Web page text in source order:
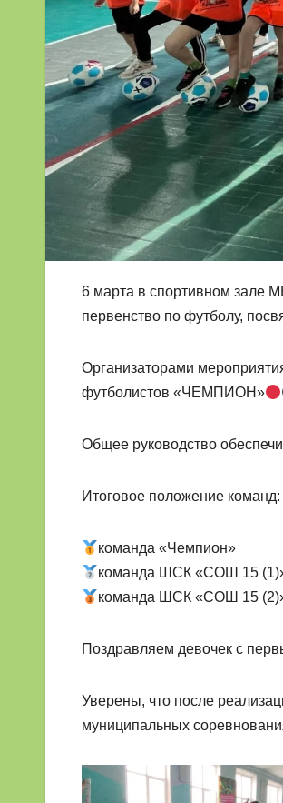
6 марта в спортивном зале
первенство по футболу,
Организаторами
футболистов «ЧЕМПИОН»
Общее руководство
Итоговое положение команд:
команда «Чемпион»
команда ШСК «СОШ 15
команда ШСК «СОШ 15
Поздравляем девочек с
Уверены, что после
муниципальных